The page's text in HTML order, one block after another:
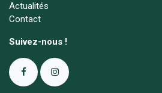
Actualités
Contact
Suivez-nous !